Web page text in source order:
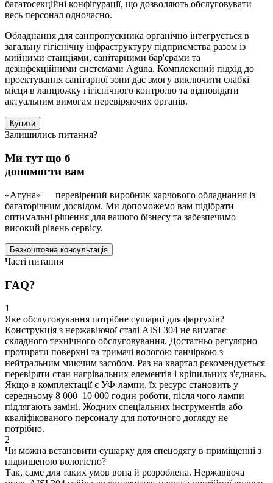
багатосекційні конфігурації, що дозволяють обслуговувати
весь персонал одночасно.
Обладнання для санпропускника органічно інтегрується в
загальну гігієнічну інфраструктуру підприємства разом із
мийними станціями, санітарними бар'єрами та
дезінфекційними системами Aguna. Комплексний підхід до
проектування санітарної зони дає змогу виключити слабкі
місця в ланцюжку гігієнічного контролю та відповідати
актуальним вимогам перевіряючих органів.
Купити
Залишились питання?
Ми тут що б
допомогти вам
«Агуна» — перевірений виробник харчового обладнання із
багаторічним досвідом. Ми допоможемо вам підібрати
оптимальні рішення для вашого бізнесу та забезпечимо
високий рівень сервісу.
Безкоштовна консультація
Часті питання
FAQ?
1
Яке обслуговування потрібне сушарці для фартухів?
Конструкція з нержавіючої сталі AISI 304 не вимагає
складного технічного обслуговування. Достатньо регулярно
протирати поверхні та тримачі вологою ганчіркою з
нейтральним миючим засобом. Раз на квартал рекомендується
перевіряти стан нагрівальних елементів і кріпильних з'єднань.
Якщо в комплектації є УФ-лампи, їх ресурс становить у
середньому 8 000–10 000 годин роботи, після чого лампи
підлягають заміні. Жодних спеціальних інструментів або
кваліфікованого персоналу для поточного догляду не
потрібно.
2
Чи можна встановити сушарку для спецодягу в приміщенні з
підвищеною вологістю?
Так, саме для таких умов вона й розроблена. Нержавіюча